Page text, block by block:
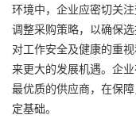
环境中，企业应密切关
调整采购策略，以确保
对工作安全及健康的重
来更大的发展机遇。企
最优质的供应商，在保
定基础。